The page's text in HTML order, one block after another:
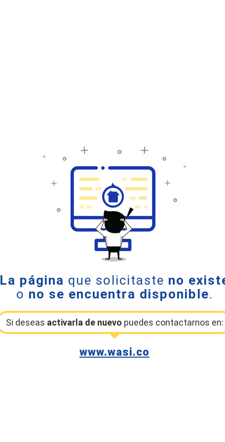
La página que solicitaste no
o no se encuentra disponible.
Si deseas activarla de nuevo puedes contactarnos en:
www.wasi.co